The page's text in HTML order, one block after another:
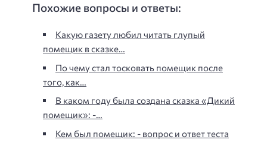
Похожие вопросы и ответы:
Какую газету любил читать глупый
помещик в сказке…
По чему стал тосковать помещик после
того, как…
В каком году была создана сказка «Дикий
помещик»: -…
Кем был помещик: - вопрос и ответ теста